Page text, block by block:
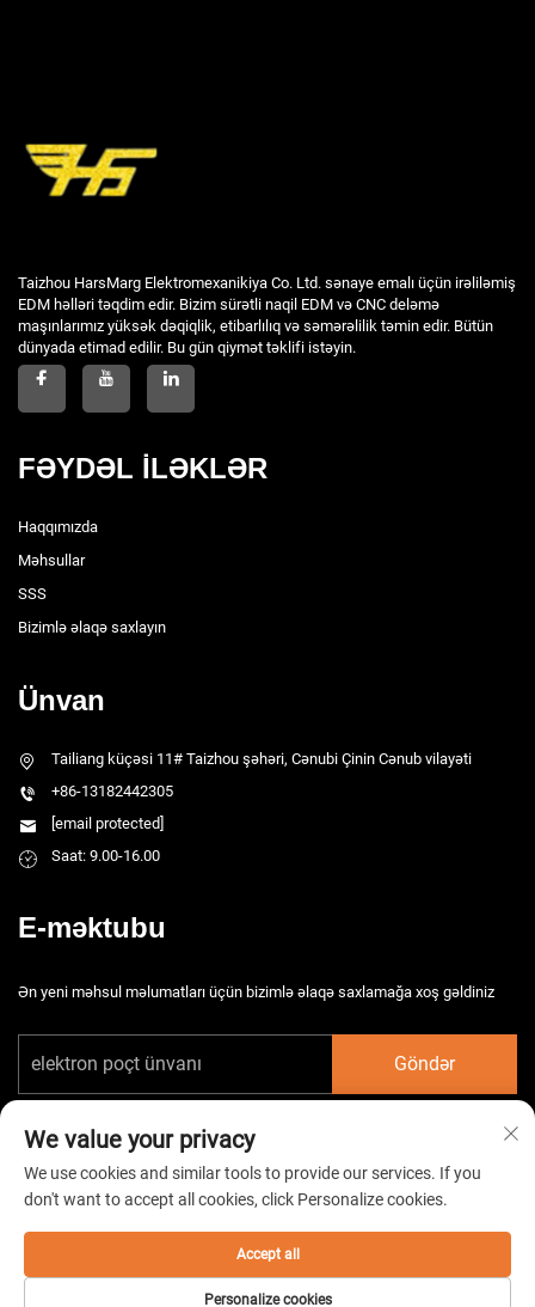
Taizhou HarsMarg Elektromexanikiya Co. Ltd. sənaye emalı üçün irəliləmiş
EDM həlləri təqdim edir. Bizim sürətli naqil EDM və CNC deləmə
maşınlarımız yüksək dəqiqlik, etibarlılıq və səmərəlilik təmin edir. Bütün
dünyada etimad edilir. Bu gün qiymət təklifi istəyin.
FƏYDƏL İLƏKLƏR
Haqqımızda
Məhsullar
SSS
Bizimlə əlaqə saxlayın
Ünvan
Tailiang küçəsi 11# Taizhou şəhəri, Cənubi Çinin Cənub vilayəti
+86-13182442305
[email protected]
Saat: 9.00-16.00
E-məktubu
Ən yeni məhsul məlumatları üçün bizimlə əlaqə saxlamağa xoş gəldiniz
Göndər
hüquqlar qorunur. - Gizlilik Siyasəti
We value your privacy
We use cookies and similar tools to provide our services. If you
don't want to accept all cookies, click Personalize cookies.
Personalize cookies
Accept all